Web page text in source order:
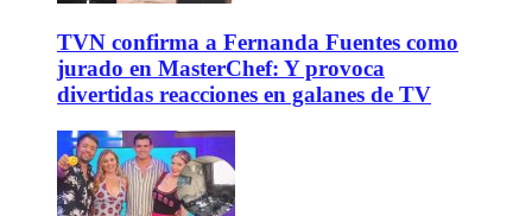
TVN confirma a Fernanda Fuentes como
jurado en MasterChef: Y provoca
divertidas reacciones en galanes de TV